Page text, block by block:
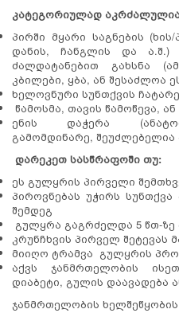
კატეგორიულად
პირში მყარი საგნების
დანის, ჩანგლის და
ძალდატანებით გახსნა
კბილები, ყბა, ან შესაძლოა
ხელოვნური სუნთქვის
წამოსმა, თავის წამოწევა, ან
ენის დაჭერა
გამომდინარე,
დარეკეთ სასწრაფოში თუ:
ეს გულყრის პირველი
პიროვნებას უჭირს
შემდეგ
გულყრა გაგრძელდა 5 წთ-ზე
კრუნჩხვის პირველ შეტევას
მიიღო ტრამვა გულყრის
აქვს ჯანმრთელობის
დიაბეტი, გულის დაავადება
ჯანმრთელობის